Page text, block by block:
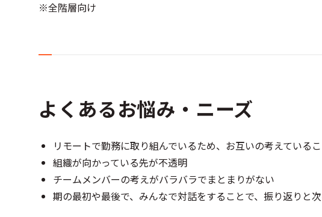
※全階層向け
よくあるお悩み・ニーズ
リモートで勤務に取り組んでいるため、お互いの考えている
組織が向かっている先が不透明
チームメンバーの考えがバラバラでまとまりがない
期の最初や最後で、みんなで対話をすることで、振り返りと